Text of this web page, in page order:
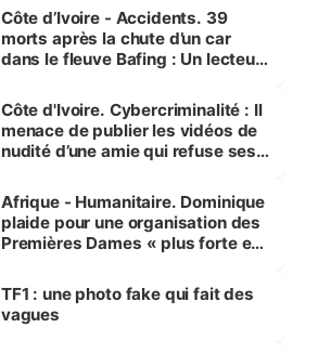
Côte d’Ivoire - Accidents. 39
morts après la chute d’un car
dans le fleuve Bafing : Un lecteur
des Transports
Côte d'Ivoire. Cybercriminalité : Il
menace de publier les vidéos de
nudité d’une amie qui refuse ses
Afrique - Humanitaire. Dominique
plaide pour une organisation des
Premières Dames « plus forte et
sur la scène internationale »
TF1 : une photo fake qui fait des
vagues